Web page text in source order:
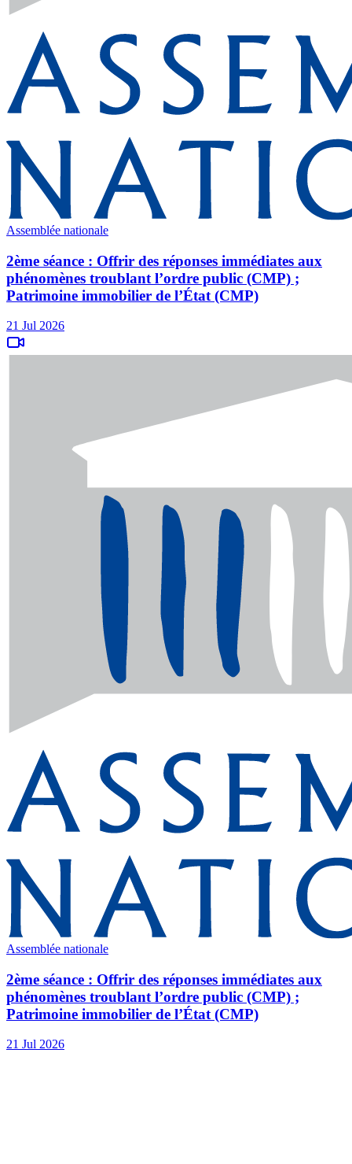
Assemblée nationale
2ème séance : Offrir des réponses immédiates aux
phénomènes troublant l’ordre public (CMP) ;
Patrimoine immobilier de l’État (CMP)
21 Jul 2026
Assemblée nationale
2ème séance : Offrir des réponses immédiates aux
phénomènes troublant l’ordre public (CMP) ;
Patrimoine immobilier de l’État (CMP)
21 Jul 2026